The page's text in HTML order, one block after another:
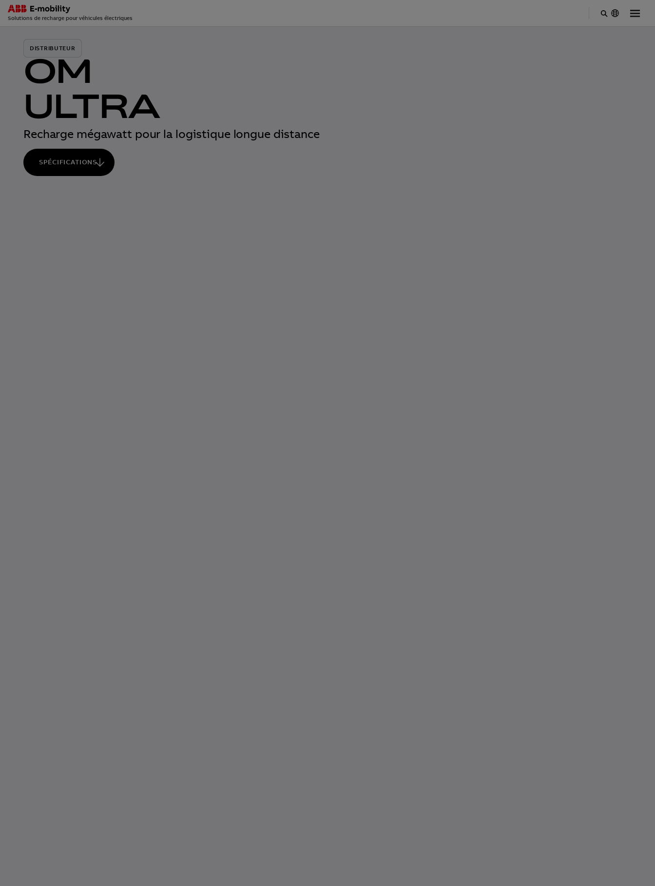
content
Solutions de recharge pour véhicules électriques
DISTRIBUTEUR
OM
ULTRA
Recharge mégawatt pour la logistique longue distance
SPÉCIFICATIONS